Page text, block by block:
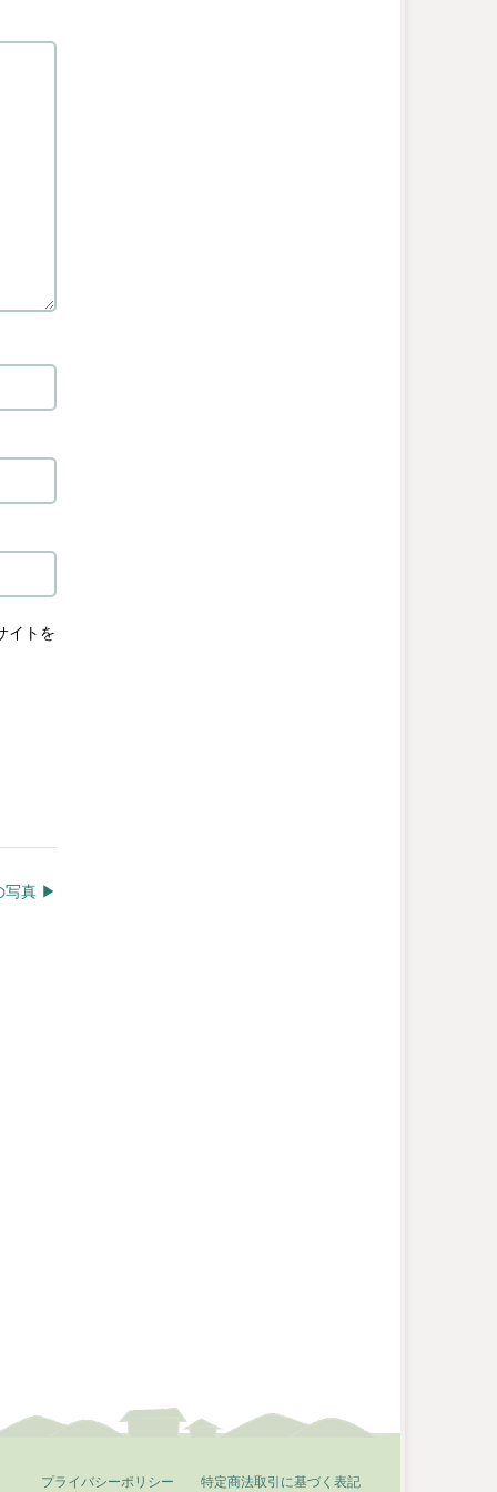
イトを
写真 ▶︎
特定商法取引に基づく表記
プライバシーポリシー